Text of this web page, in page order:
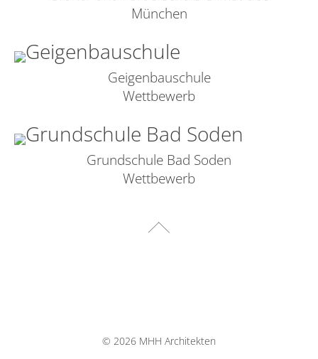
München
Geigenbauschule
Wettbewerb
Grundschule Bad Soden
Wettbewerb
© 2026 MHH Architekten